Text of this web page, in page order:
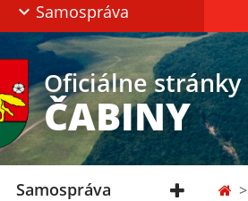
Samospráva
Oficiálne stránky
ČABINY
Samospráva